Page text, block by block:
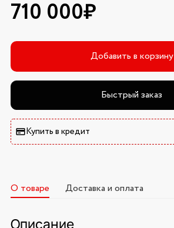
710 000₽
Добавить в корзину
Быстрый заказ
Купить в кредит
О товаре Доставка и оплата